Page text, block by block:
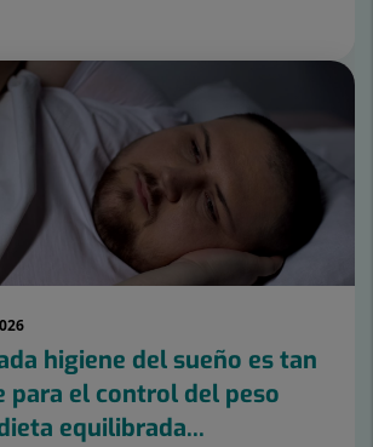
higiene del sueño es tan
para el control del peso
equilibrada...